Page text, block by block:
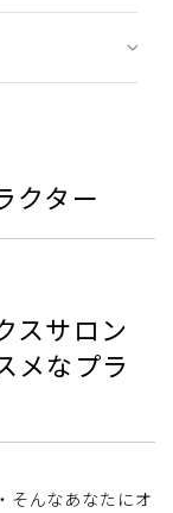
クター
スサロン
メなプラ
そんなあなたにオ